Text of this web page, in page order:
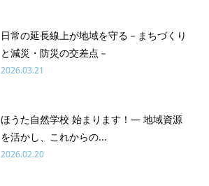
日常の延長線上が地域を守る－まちづくり
と減災・防災の交差点－
2026.03.21
ほうた自然学校 始まります！― 地域資源
を活かし、これからの...
2026.02.20